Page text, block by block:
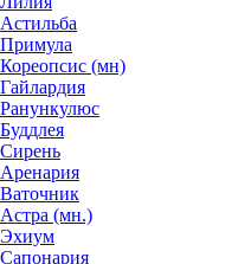
Астильба
Примула
Кореопсис (мн)
Гайлардия
Ранункулюс
Буддлея
Сирень
Аренария
Ваточник
Астра (мн.)
Эхиум
Сапонария